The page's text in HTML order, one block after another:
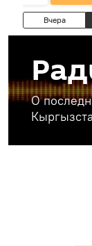
Вчера
О